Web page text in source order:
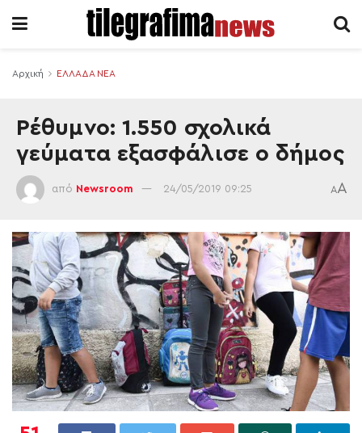
Αρχική ΕΛΛΑΔΑ ΝΕΑ
Ρέθυμνο: 1.550 σχολικά
γεύματα εξασφάλισε ο δήμος
από Newsroom 24/05/2019 09:25 AA